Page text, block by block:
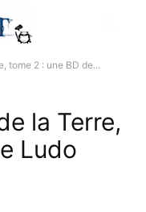
tome 2 : une BD de...
la Terre,
Ludo